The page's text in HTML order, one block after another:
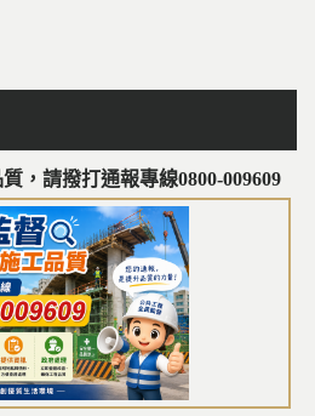
，請撥打通報專線0800-009609